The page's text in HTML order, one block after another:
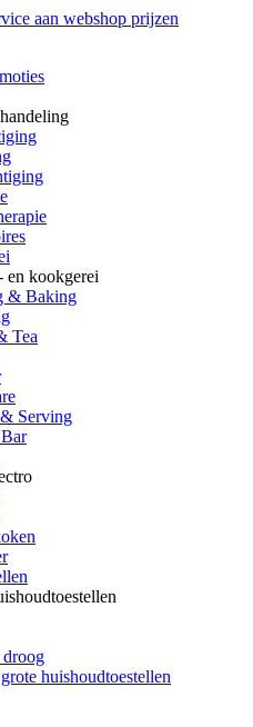
en kookgerei
& Baking
Tea
Serving
droog
huishoudtoestellen